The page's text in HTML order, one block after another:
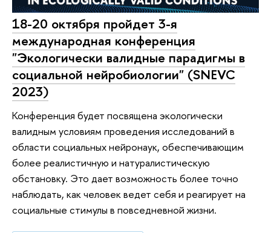
18-20 октября пройдет 3-я
международная конференция
"Экологически валидные парадигмы в
социальной нейробиологии" (SNEVC
2023)
Конференция будет посвящена экологически
валидным условиям проведения исследований в
области социальных нейронаук, обеспечивающим
более реалистичную и натуралистическую
обстановку. Это дает возможность более точно
наблюдать, как человек ведет себя и реагирует на
социальные стимулы в повседневной жизни.